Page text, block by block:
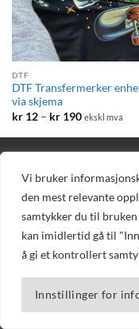
Vi bruker
den mest relevante
samtykker du til
kan imidlertid gå til
å gi et kontrollert
Innstillinger for
DTF
DTF Transfermerker
via skjema
kr12 – kr190Prisområde:
til
ekskl mva
Copyright 2026 ©